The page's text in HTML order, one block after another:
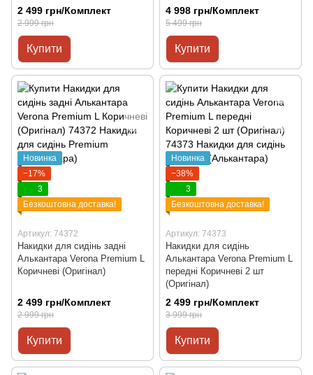
2 499 грн/Комплект
2 999 грн
Купити
4 998 грн/Комплект
5 499 грн
Купити
Новинка
−17%
3
Безкоштовна доставка!
Артикул: 74372
Накидки для сидінь задні
Алькантара Verona Premium L
Коричневі (Оригінал)
2 499 грн/Комплект
2 999 грн
Купити
Новинка
−38%
3
Безкоштовна доставка!
Артикул: 74373
Накидки для сидінь
Алькантара Verona Premium L
передні Коричневі 2 шт
(Оригінал)
2 499 грн/Комплект
3 999 грн
Купити